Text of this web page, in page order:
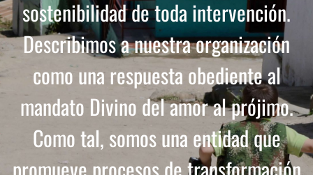
sostenibilidad de toda intervención.
Describimos a nuestra organización
como una respuesta obediente al
mandato Divino del amor al prójimo.
Como tal, somos una entidad que